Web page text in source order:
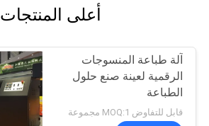
أعلى المنتجات
آلة طباعة المنسوجات
الرقمية لعينة صنع حلول
الطباعة
قابل للتفاوض MOQ:1 مجموعة